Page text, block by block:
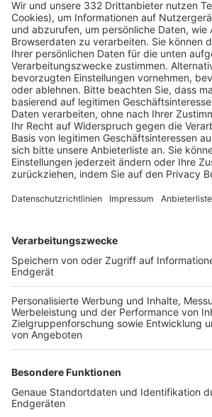
HÄUFIG BESUCHTE SEITEN
Pässe und Vereinswechsel
Trainerausbildung
Schulungsangebot Vereinsmitarbeiter
BFV-Geschäftsstellen
Trainerbörse
Login SpielPlus
FOLGE DEM BFV
TOP-VEREINE
TOP-PARTNER